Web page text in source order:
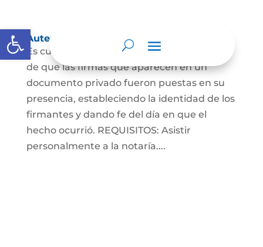
Abrir barra de herramientas
Autenticaciones
Es cuando el notario da testimonio escrito
de que las firmas que aparecen en un
documento privado fueron puestas en su
presencia, estableciendo la identidad de los
firmantes y dando fe del día en que el
hecho ocurrió. REQUISITOS: Asistir
personalmente a la notaría....